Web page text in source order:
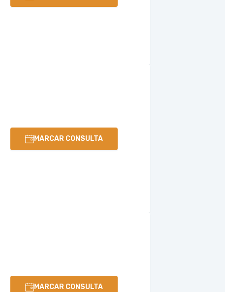
MARCAR CONSULTA
MARCAR CONSULTA